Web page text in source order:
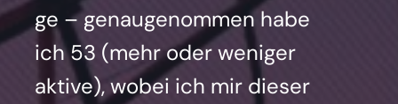
ge – genau­ge­nom­men habe
ich 53 (mehr oder weni­ger
akti­ve), wobei ich mir die­ser